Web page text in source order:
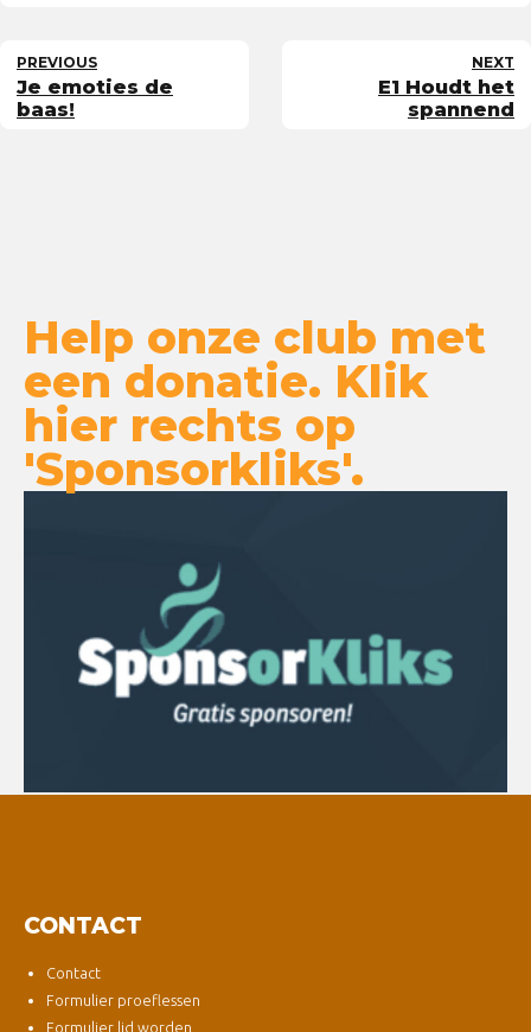
PREVIOUS
Je emoties de
baas!
NEXT
E1 Houdt het
spannend
Help onze club met
een donatie. Klik
hier rechts op
'Sponsorkliks'.
CONTACT
Contact
Formulier proeflessen
Formulier lid worden